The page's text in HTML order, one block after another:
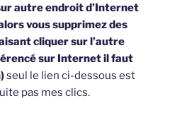
autre endroit d’Internet
vous supprimez des
cliquer sur l’autre
sur Internet il faut
seul le lien ci-dessous est
pas mes clics.